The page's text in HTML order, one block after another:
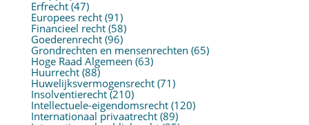
Erfrecht(47)
Europees recht(91)
Financieel recht(58)
Goederenrecht(96)
Grondrechten en mensenrechten (65)
Hoge Raad Algemeen (63)
Huurrecht(88)
Huwelijksvermogensrecht(71)
Insolventierecht(210)
Intellectuele-eigendomsrecht(120)
Internationaal privaatrecht(89)